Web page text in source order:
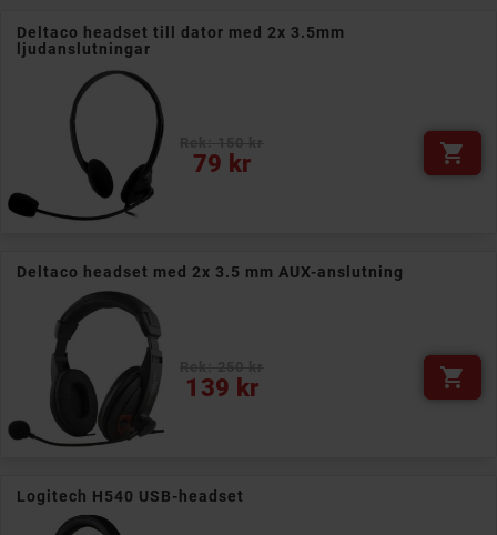
Deltaco headset till dator med 2x 3.5mm
ljudanslutningar
79 kr
Pris 
Deltaco headset med 2x 3.5 mm AUX-anslutning
139 kr
Pris 
Logitech H540 USB-headset